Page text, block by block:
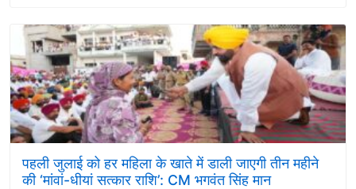
पहली जुलाई को हर महिला के खाते में डाली जाएगी तीन महीने
की ‘मांवां-धीयां सत्कार राशि’: CM भगवंत सिंह मान